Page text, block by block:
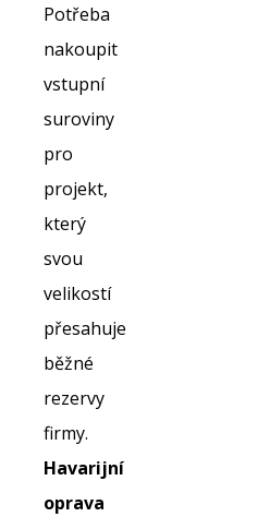
Potřeba
nakoupit
vstupní
suroviny
pro
projekt,
který
svou
velikostí
přesahuje
běžné
rezervy
firmy.
Havarijní
oprava